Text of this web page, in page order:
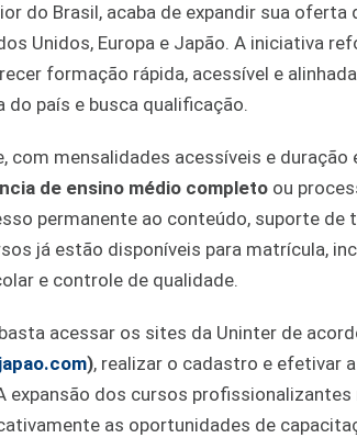
do Brasil, acaba de expandir sua oferta
Unidos, Europa e Japão. A iniciativa
formação rápida, acessível e
país e busca qualificação.
mensalidades acessíveis e duração
de ensino médio completo ou
permanente ao conteúdo, suporte de
já estão disponíveis para matrícula,
e controle de qualidade.
acessar os sites da Uninter de
), realizar o cadastro e efetivar
dos cursos
as oportunidades de